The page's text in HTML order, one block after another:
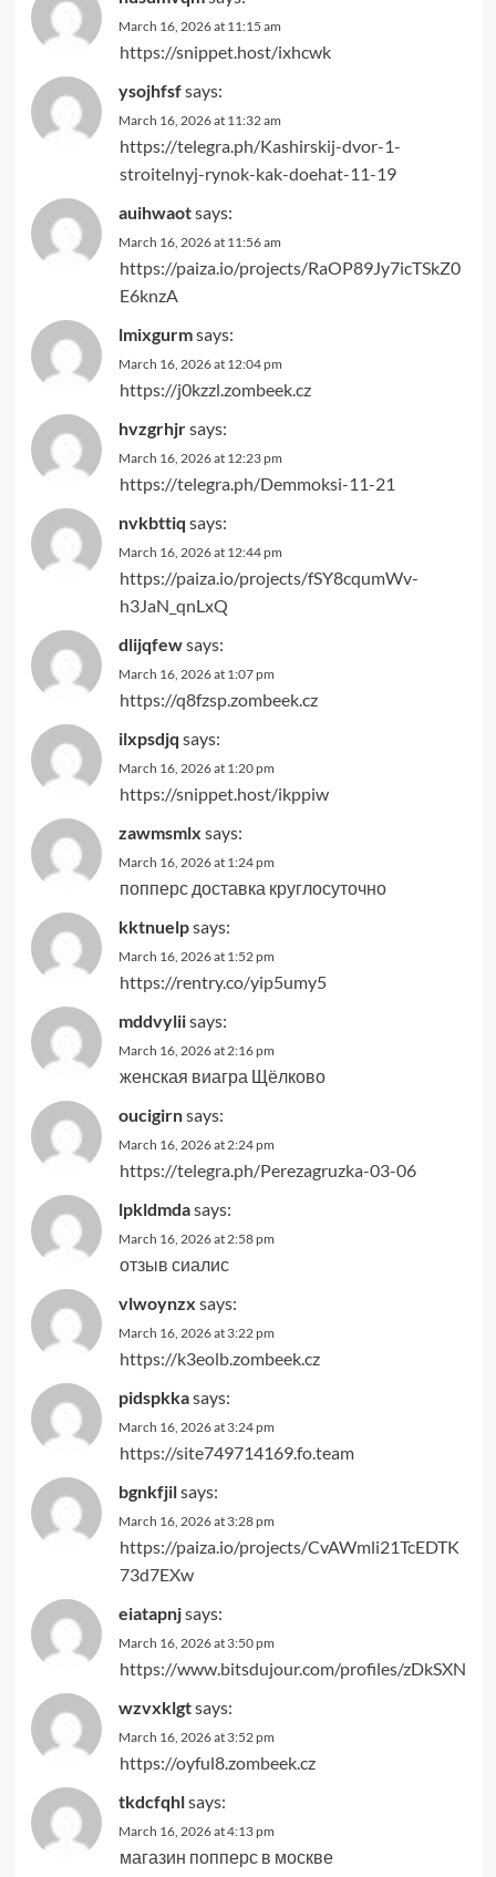
March 16, 2026 at 11:15 am
https://snippet.host/ixhcwk
ysojhfsfsays:
March 16, 2026 at 11:32 am
https://telegra.ph/Kashirskij-dvor-1-
stroitelnyj-rynok-kak-doehat-11-19
auihwaotsays:
March 16, 2026 at 11:56 am
https://paiza.io/projects/RaOP89Jy7icTSkZ0
E6knzA
lmixgurmsays:
March 16, 2026 at 12:04 pm
https://j0kzzl.zombeek.cz
hvzgrhjrsays:
March 16, 2026 at 12:23 pm
https://telegra.ph/Demmoksi-11-21
nvkbttiq says:
March 16, 2026 at 12:44 pm
https://paiza.io/projects/fSY8cqumWv-
h3JaN_qnLxQ
dlijqfewsays:
March 16, 2026 at 1:07 pm
https://q8fzsp.zombeek.cz
ilxpsdjq says:
March 16, 2026 at 1:20 pm
https://snippet.host/ikppiw
zawmsmlx says:
March 16, 2026 at 1:24 pm
попперс доставка круглосуточно
kktnuelpsays:
March 16, 2026 at 1:52 pm
https://rentry.co/yip5umy5
mddvyliisays:
March 16, 2026 at 2:16 pm
женская виагра Щёлково
oucigirnsays:
March 16, 2026 at 2:24 pm
https://telegra.ph/Perezagruzka-03-06
lpkldmdasays:
March 16, 2026 at 2:58 pm
отзыв сиалис
vlwoynzx says:
March 16, 2026 at 3:22 pm
https://k3eolb.zombeek.cz
pidspkkasays:
March 16, 2026 at 3:24 pm
https://site749714169.fo.team
bgnkfjilsays:
March 16, 2026 at 3:28 pm
https://paiza.io/projects/CvAWmli21TcEDTK
73d7EXw
eiatapnjsays:
March 16, 2026 at 3:50 pm
https://www.bitsdujour.com/profiles/zDkSXN
wzvxklgtsays:
March 16, 2026 at 3:52 pm
https://oyful8.zombeek.cz
tkdcfqhlsays:
March 16, 2026 at 4:13 pm
магазин попперс в москве